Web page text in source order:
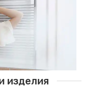
изделия